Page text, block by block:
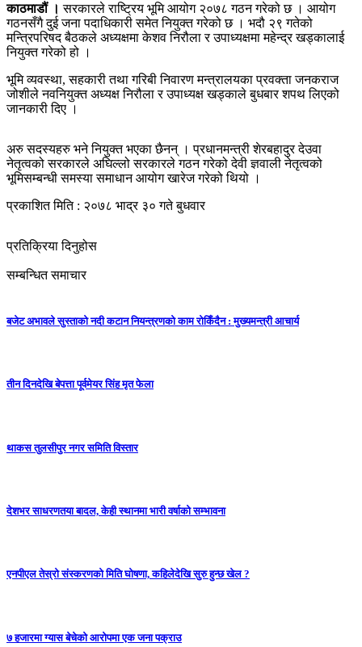
काठमाडौं ।सरकारले राष्ट्रिय भूमि आयोग २०७८ गठन गरेको छ । आयोग
गठनसँगै दुई जना पदाधिकारी समेत नियुक्त गरेको छ । भदौ २९ गतेको
मन्त्रिपरिषद बैठकले अध्यक्षमा केशव निरौला र उपाध्यक्षमा महेन्द्र खड्कालाई
नियुक्त गरेको हो ।
भूमि व्यवस्था, सहकारी तथा गरिबी निवारण मन्त्रालयका प्रवक्ता जनकराज
जोशीले नवनियुक्त अध्यक्ष निरौला र उपाध्यक्ष खड्काले बुधबार शपथ लिएको
जानकारी दिए ।
अरु सदस्यहरु भने नियुक्त भएका छैनन् । प्रधानमन्त्री शेरबहादुर देउवा
नेतृत्वको सरकारले अघिल्लो सरकारले गठन गरेको देवी ज्ञवाली नेतृत्वको
भूमिसम्बन्धी समस्या समाधान आयोग खारेज गरेको थियो ।
प्रकाशित मिति : २०७८ भाद्र ३० गते बुधवार
प्रतिक्रिया दिनुहोस
सम्बन्धित समाचार
बजेट अभावले सुस्ताको नदी कटान नियन्त्रणको काम रोकिँदैन : मुख्यमन्त्री आचार्य
तीन दिनदेखि बेपत्ता पूर्वमेयर सिंह मृत फेला
थाकस तुलसीपुर नगर समिति विस्तार
देशभर साधरणतया बादल, केही स्थानमा भारी वर्षाको सम्भावना
एनपीएल तेस्रो संस्करणको मिति घोषणा, कहिलेदेखि सुरु हुन्छ खेल ?
७ हजारमा ग्यास बेचेको आरोपमा एक जना पक्राउ